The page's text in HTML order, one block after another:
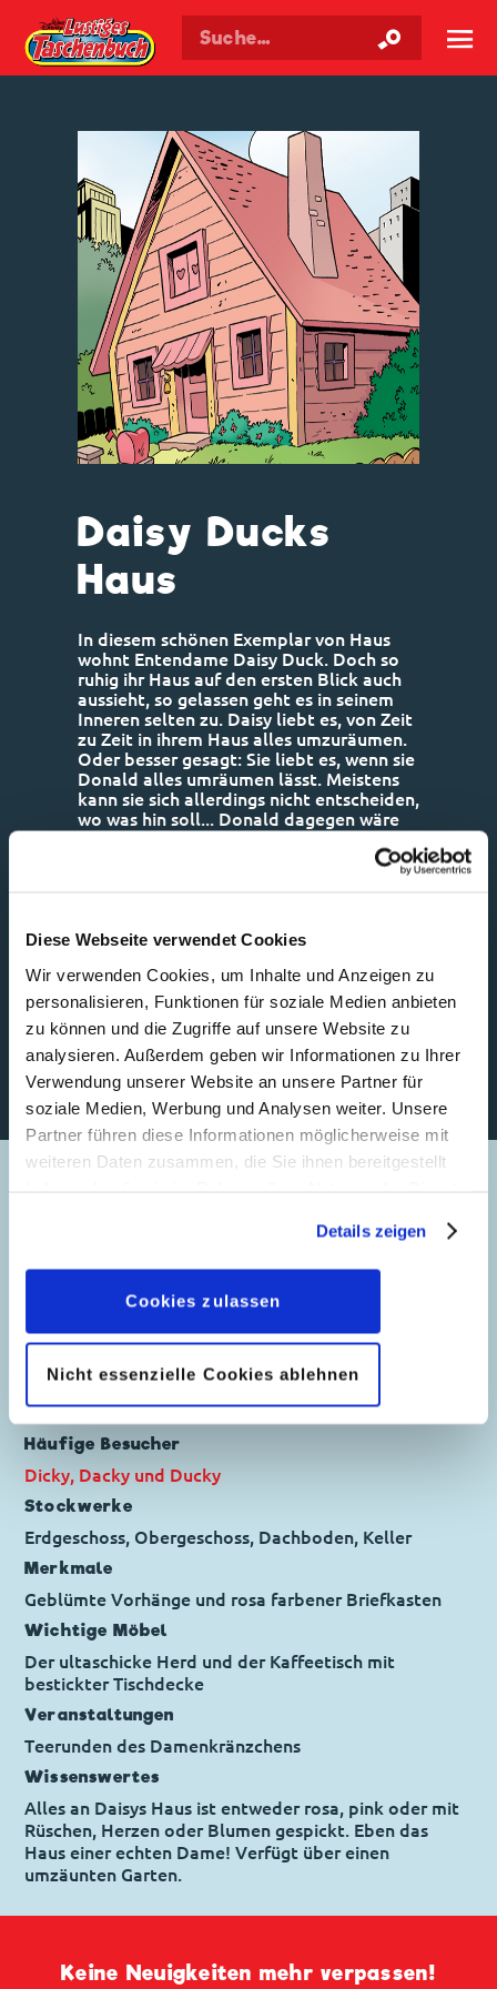
Diese Webseite verwendet Cookies
Wir verwenden Cookies, um Inhalte und Anzeigen zu
personalisieren, Funktionen für soziale Medien anbieten
zu können und die Zugriffe auf unsere Website zu
analysieren. Außerdem geben wir Informationen zu Ihrer
Verwendung unserer Website an unsere Partner für
soziale Medien, Werbung und Analysen weiter. Unsere
Partner führen diese Informationen möglicherweise mit
weiteren Daten zusammen, die Sie ihnen bereitgestellt
geben, können Sie diese jederzeit in der
Datenschutzerklärungwieder widerrufen.
Details zeigen
Cookies zulassen
Nicht essenzielle Cookies ablehnen
Walt Disneys Taschenbuch ☰
Daisy Ducks
Haus
In diesem schönen Exemplar von Haus
wohnt Entendame Daisy Duck. Doch so
ruhig ihr Haus auf den ersten Blick auch
aussieht, so gelassen geht es in seinem
Inneren selten zu. Daisy liebt es, von Zeit
zu Zeit in ihrem Haus alles umzuräumen.
Oder besser gesagt: Sie liebt es, wenn sie
Donald alles umräumen lässt. Meistens
kann sie sich allerdings nicht entscheiden,
wo was hin soll... Donald dagegen wäre
etwas danebengehen würde. Er schafft es
manches Mal ist er von Daisy mit den
und einem groben Fußtritt aus dem Haus
geworfen worden.
Haus
Bewohnerin
Daisy Duck
Häufige Besucher
Dicky, Dacky und Ducky
Stockwerke
Erdgeschoss, Obergeschoss, Dachboden, Keller
Merkmale
Geblümte Vorhänge und rosa farbener Briefkasten
Wichtige Möbel
Der ultaschicke Herd und der Kaffeetisch mit
bestickter Tischdecke
Veranstaltungen
Teerunden des Damenkränzchens
Wissenswertes
Alles an Daisys Haus ist entweder rosa, pink oder mit
Rüschen, Herzen oder Blumen gespickt. Eben das
Haus einer echten Dame! Verfügt über einen
umzäunten Garten.
Keine Neuigkeiten mehr verpassen!